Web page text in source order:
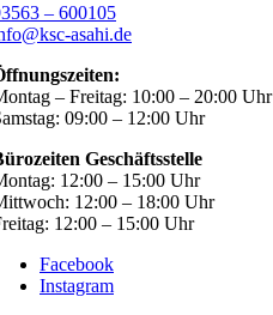
– 600105
asahi.de
– Freitag: 10:00 – 20:00 Uhr
09:00 – 12:00 Uhr
Geschäftsstelle
12:00 – 15:00 Uhr
12:00 – 18:00 Uhr
12:00 – 15:00 Uhr
Facebook
Instagram